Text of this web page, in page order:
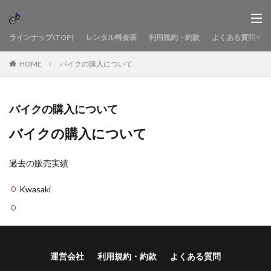
ラインナップ(TOP) レンタル料金表 利用規約・約款 よくある質問
HOME バイクの購入について
バイクの購入について
バイクの購入について
過去の販売実績
Kwasaki
運営会社 利用規約・約款 よくある質問